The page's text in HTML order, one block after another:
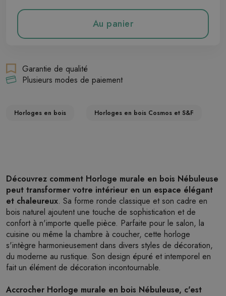
Au panier
Garantie de qualité
Plusieurs modes de paiement
Horloges en bois Horloges en bois Cosmos et S&F
Découvrez comment Horloge murale en bois Nébuleuse
peut transformer votre intérieur en un espace élégant
et chaleureux. Sa forme ronde classique et son cadre en
bois naturel ajoutent une touche de sophistication et de
confort à n'importe quelle pièce. Parfaite pour le salon, la
cuisine ou même la chambre à coucher, cette horloge
s'intègre harmonieusement dans divers styles de décoration,
du moderne au rustique. Son design épuré et intemporel en
fait un élément de décoration incontournable.
Accrocher Horloge murale en bois Nébuleuse, c'est